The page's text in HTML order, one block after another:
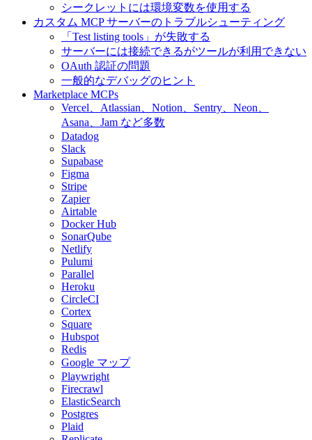
シークレットには環境変数を使用する
カスタム MCP サーバーのトラブルシューティング
「Test listing tools」が失敗する
サーバーには接続できるがツールが利用できない
OAuth 認証の問題
一般的なデバッグのヒント
Marketplace MCPs
Vercel、Atlassian、Notion、Sentry、Neon、
Asana、Jam など多数
Datadog
Slack
Supabase
Figma
Stripe
Zapier
Airtable
Docker Hub
SonarQube
Netlify
Pulumi
Parallel
Heroku
CircleCI
Cortex
Square
Hubspot
Redis
Google マップ
Playwright
Firecrawl
ElasticSearch
Postgres
Plaid